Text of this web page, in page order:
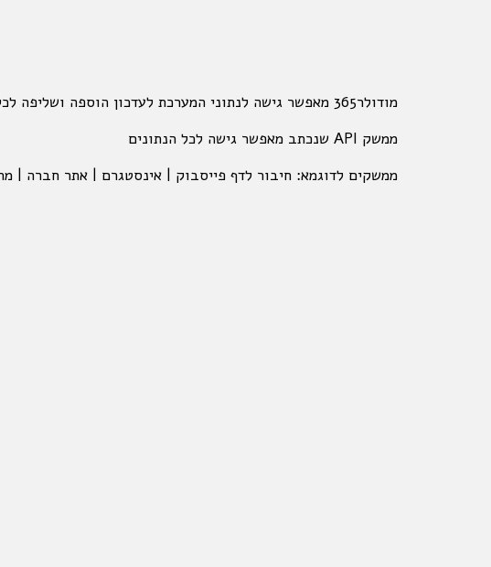
מודולר365 מאפשר גישה לנתוני המערכת לעדכון הוספה ושליפה לכל טבלה
ממשק API שנכתב מאפשר גישה לכל הנתונים
ממשקים לדוגמא: חיבור לדף פייסבוק | אינסטגרם | אתר חברה |